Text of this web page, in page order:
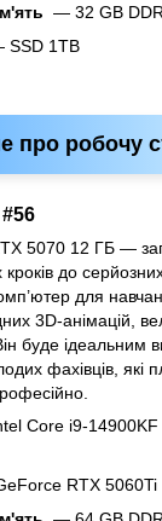
— 32 GB
SSD 1TB
про робочу
5070 12 ГБ —
до
для
3D-анімацій,
буде ідеальним
фахівців,
Core i9-14900KF
RTX 5060Ti